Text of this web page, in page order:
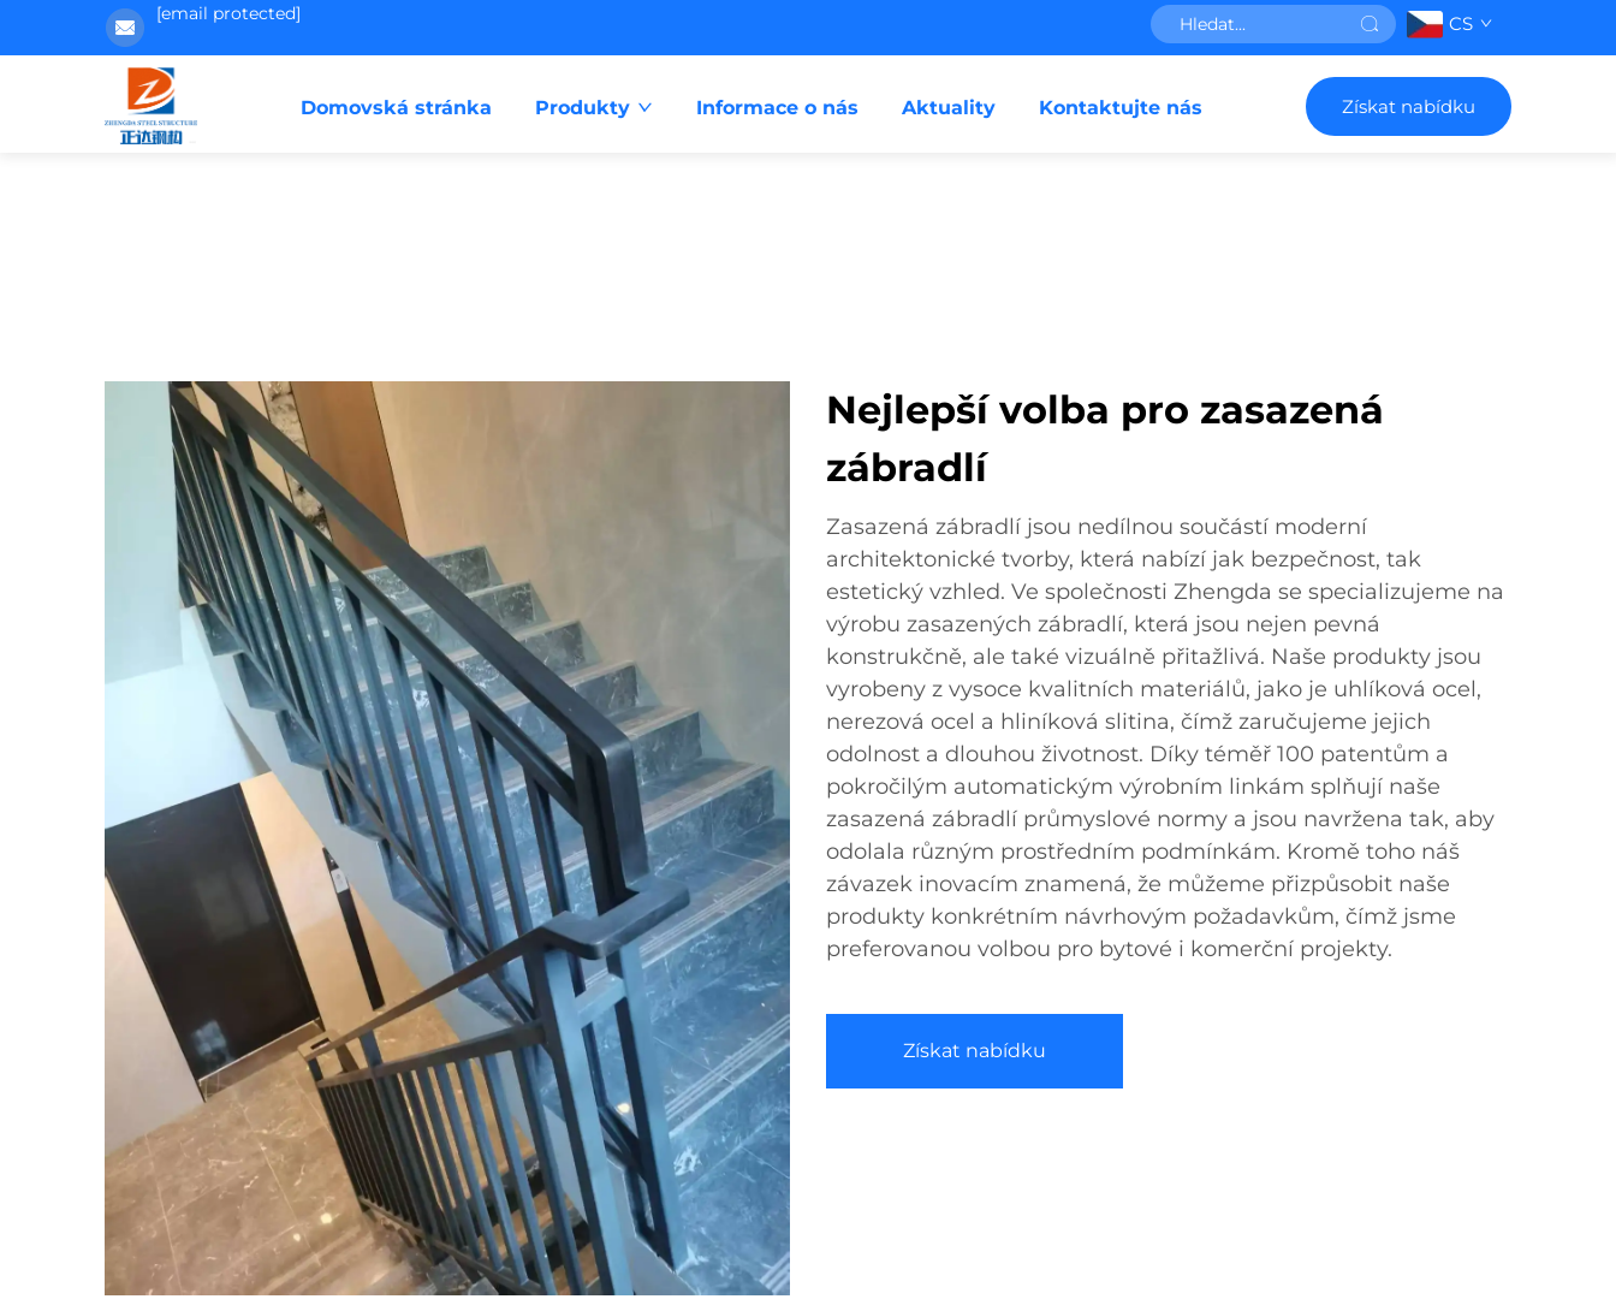
[email protected] CS
Domovská stránka Produkty Informace o nás Aktuality Kontaktujte nás Získat nabídku
Nejlepší volba pro zasazená
zábradlí
Zasazená zábradlí jsou nedílnou součástí moderní
architektonické tvorby, která nabízí jak bezpečnost, tak
estetický vzhled. Ve společnosti Zhengda se specializujeme na
výrobu zasazených zábradlí, která jsou nejen pevná
konstrukčně, ale také vizuálně přitažlivá. Naše produkty jsou
vyrobeny z vysoce kvalitních materiálů, jako je uhlíková ocel,
nerezová ocel a hliníková slitina, čímž zaručujeme jejich
odolnost a dlouhou životnost. Díky téměř 100 patentům a
pokročilým automatickým výrobním linkám splňují naše
zasazená zábradlí průmyslové normy a jsou navržena tak, aby
odolala různým prostředním podmínkám. Kromě toho náš
závazek inovacím znamená, že můžeme přizpůsobit naše
produkty konkrétním návrhovým požadavkům, čímž jsme
preferovanou volbou pro bytové i komerční projekty.
Získat nabídku